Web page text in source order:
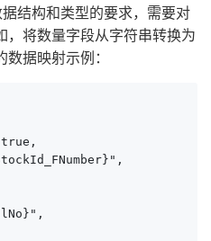
结构和类型的要求，需要对
将数量字段从字符串转换为
据映射示例：